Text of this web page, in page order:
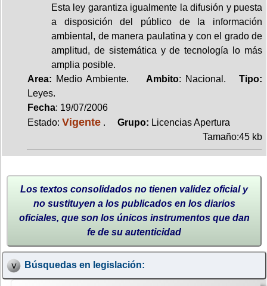
Esta ley garantiza igualmente la difusión y puesta
a disposición del público de la información
ambiental, de manera paulatina y con el grado de
amplitud, de sistemática y de tecnología lo más
amplia posible.
Area: Medio Ambiente. Ambito: Nacional.Tipo:
Leyes.
Fecha: 19/07/2006
Estado: Vigente . Grupo: Licencias Apertura
Tamaño:45 kb
Los textos consolidados no tienen validez oficial y
no sustituyen a los publicados en los diarios
oficiales, que son los únicos instrumentos que dan
fe de su autenticidad
Búsquedas en legislación: